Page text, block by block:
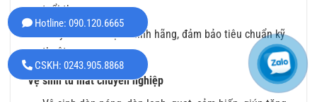
tuổi thọ.
Thay thế linh kiện chính hãng, đảm bảo tiêu chuẩn kỹ
thuật.
Vệ sinh tủ mát chuyên nghiệp
Hotline: 090.120.6665
CSKH: 0243.905.8868